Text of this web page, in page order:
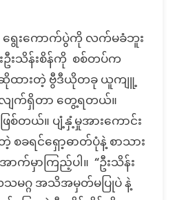
ကောက်
မ
ရွေးကောက်ပွဲကို လက်မခံဘူး
ဦးသိန်းစိန်ကို စစ်တပ်က
ထားတဲ့ ဗွီဒီယိုတခု ယူကျူ့
လျက်ရှိတာ တွေ့ရတယ်။
ြစ်တယ်။ ပျံ့နှံ့မှုအားကောင်း
ခရင်ရှော့ဓာတ်ပုံနဲ့ စာသား
က်မှာကြည့်ပါ။ “ဦးသိန်း
သမဂ္ဂ အသိအမှတ်မပြုပဲ နဲ့